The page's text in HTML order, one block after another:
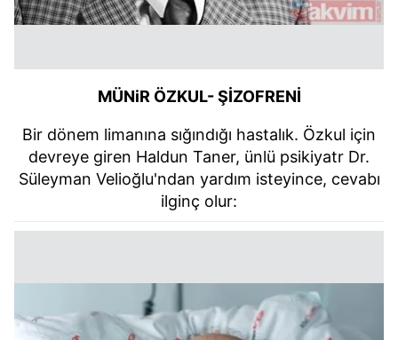
MÜNiR ÖZKUL- ŞİZOFRENİ
Bir dönem limanına sığındığı hastalık. Özkul için
devreye giren Haldun Taner, ünlü psikiyatr Dr.
Süleyman Velioğlu'ndan yardım isteyince, cevabı
ilginç olur: